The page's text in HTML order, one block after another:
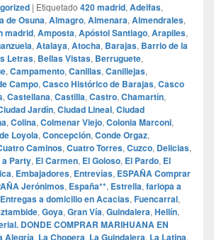
| Etiquetado 420 madrid, Adelfas,
de Osuna, Almagro, Almenara, Almendrales,
madrid, Amposta, Apóstol Santiago, Arapiles,
, Atalaya, Atocha, Barajas, Barrio de la
Letras, Bellas Vistas, Berruguete,
, Campamento, Canillas, Canillejas,
Campo, Casco Histórico de Barajas, Casco
, Castellana, Castilla, Castro, Chamartín,
Jardín, Ciudad Lineal, Ciudad
, Colina, Colmenar Viejo, Colonia Marconi,
Loyola, Concepción, Conde Orgaz,
Caminos, Cuatro Torres, Cuzco, Delicias,
a Party, El Carmen, El Goloso, El Pardo, El
, Embajadores, Entrevías, ESPAÑA Comprar
Jerónimos, España**, Estrella, farlopa a
a domicilio en Acacias, Fuencarral,
, Goya, Gran Vía, Guindalera, Hellín,
DONDE COMPRAR MARIHUANA EN
Alegría, La Chopera, La Guindalera, La Latina,